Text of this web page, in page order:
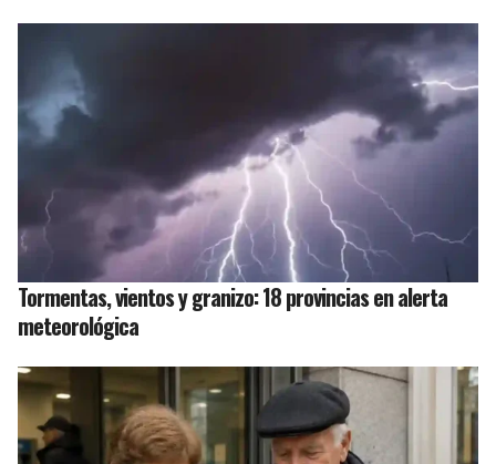
Tormentas, vientos y granizo: 18 provincias en alerta
meteorológica